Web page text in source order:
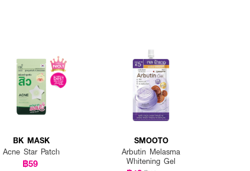
BK MASK
Acne Star Patch
฿59
SMOOTO
Arbutin Melasma
Whitening Gel